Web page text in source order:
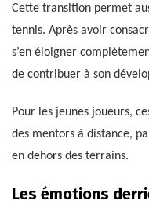
Cette transition permet
tennis. Après avoir
s’en éloigner
de contribuer à son
Pour les jeunes joueurs,
des mentors à distance,
en dehors des terrains.
Les émotions